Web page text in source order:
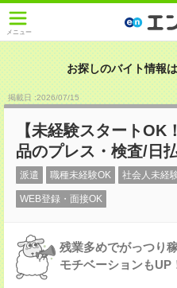
メニュー
お探しのバイト情報
掲載日 :2026/07/15
【未経験スタート
品のプレス・検査/日
派遣 職種未経験OK 社会人未経
WEB登録・面接OK
残業多めでがっつり
モチベーションもUP